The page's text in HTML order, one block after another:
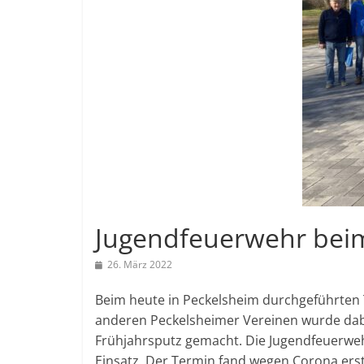
Jugendfeuerwehr
26. März 2022
Beim heute in Peckelsheim
anderen Peckelsheimer Vereinen wurde
Frühjahrsputz gemacht. Die